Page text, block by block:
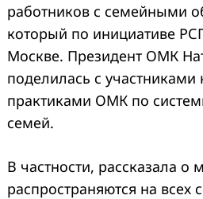
работников с семейными
который по инициативе
Москве. Президент ОМК
поделилась с участниками
практиками ОМК по
семей.
В частности, рассказала о
распространяются на всех